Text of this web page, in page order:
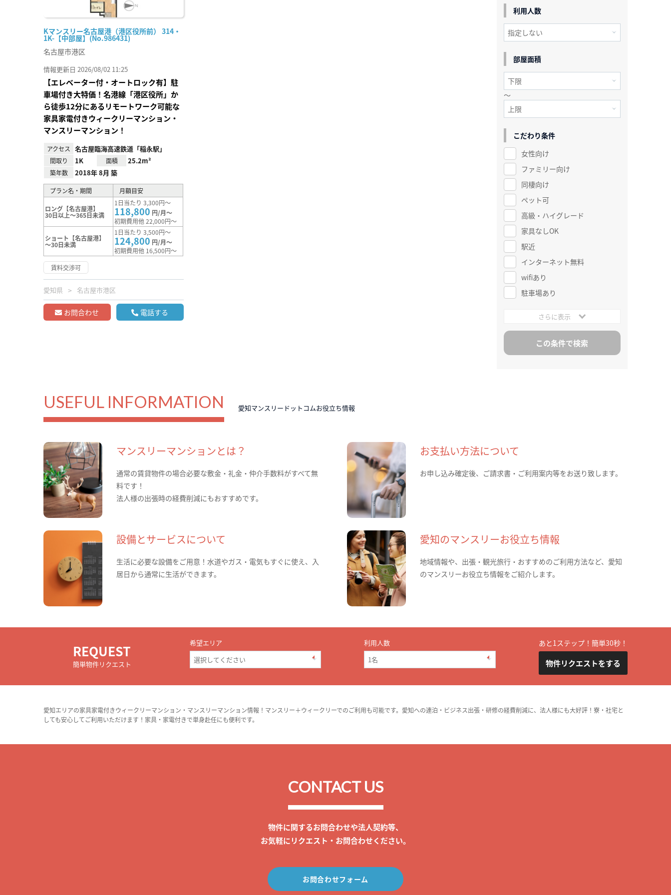
Kマンスリー名古屋港（港区役所前） 314・
1K-【中部屋】(No.986431)
名古屋市港区
情報更新日 2026/08/02 11:25
【エレベーター付・オートロック有】駐
車場付き大特価！名港線「港区役所」か
ら徒歩12分にあるリモートワーク可能な
家具家電付きウィークリーマンション・
マンスリーマンション！
アクセス 名古屋臨海高速鉄道「稲永駅」
間取り 1K 面積 25.2m²
築年数 2018年 8月 築
プラン名・期間 月額目安
ロング【名古屋港】
30日以上～365日未満
1日当たり 3,300円～
118,800 円/月～
初期費用他 22,000円～
ショート【名古屋港】
～30日未満
1日当たり 3,500円～
124,800 円/月～
初期費用他 16,500円～
賃料交渉可
愛知県 名古屋市港区
お問合わせ 電話する
利用人数
部屋面積
～
こだわり条件
女性向け
ファミリー向け
同棲向け
ペット可
高級・ハイグレード
家具なしOK
駅近
インターネット無料
wifiあり
駐車場あり
さらに表示
USEFUL INFORMATION 愛知マンスリードットコムお役立ち情報
マンスリーマンションとは？
通常の賃貸物件の場合必要な敷金・礼金・仲介手数料がすべて無
料です！
法人様の出張時の経費削減にもおすすめです。
お支払い方法について
お申し込み確定後、ご請求書・ご利用案内等をお送り致します。
設備とサービスについて
生活に必要な設備をご用意！水道やガス・電気もすぐに使え、入
居日から通常に生活ができます。
愛知のマンスリーお役立ち情報
地域情報や、出張・観光旅行・おすすめのご利用方法など、愛知
のマンスリーお役立ち情報をご紹介します。
REQUEST
簡単物件リクエスト
希望エリア 利用人数 あと1ステップ！簡単30秒！
物件リクエストをする
愛知エリアの家具家電付きウィークリーマンション・マンスリーマンション情報！マンスリー＋ウィークリーでのご利用も可能です。愛知への連泊・ビジネス出張・研修の経費削減に、法人様にも大好評！寮・社宅と
しても安心してご利用いただけます！家具・家電付きで単身赴任にも便利です。
CONTACT US
物件に関するお問合わせや法人契約等、
お気軽にリクエスト・お問合わせください。
お問合わせフォーム